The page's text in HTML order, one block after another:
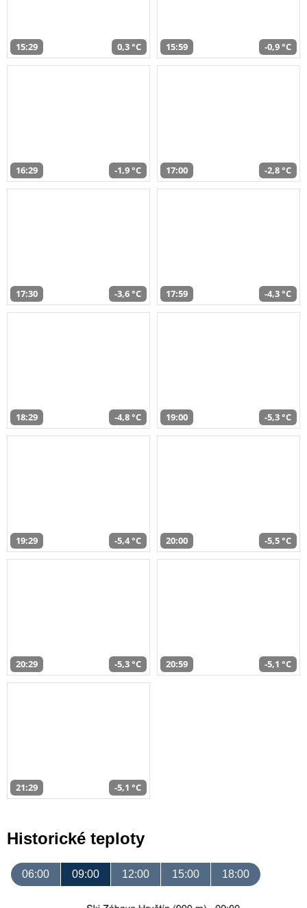
15:29 0,3 °C 15:59 -0,9 °C
16:29 -1,9 °C 17:00 -2,8 °C
17:30 -3,6 °C 17:59 -4,3 °C
18:29 -4,8 °C 19:00 -5,3 °C
19:29 -5,4 °C 20:00 -5,5 °C
20:29 -5,3 °C 20:59 -5,1 °C
21:29 -5,1 °C
Historické teploty
06:00 09:00 12:00 15:00 18:00